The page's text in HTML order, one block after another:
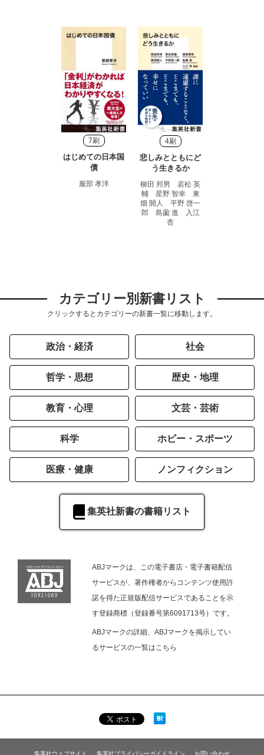
7刷
はじめての日本国
債
服部 孝洋
4刷
悲しみとともにど
う生きるか
柳田 邦男 若松 英
輔 星野 智幸 東
畑 開人 平野 啓一
郎 島薗 進 入江
杏
カテゴリー別新書リスト
クリックするとカテゴリーの新書一覧に移動します。
政治・経済 社会
哲学・思想 歴史・地理
教育・心理 文芸・芸術
科学 ホビー・スポーツ
医療・健康 ノンフィクション
集英社新書の書籍リスト
ABJマークは、この電子書店・電子書籍配信
サービスが、著作権者からコンテンツ使用許
諾を得た正規版配信サービスであることを示
す登録商標（登録番号第6091713号）です。
ABJマークの詳細、ABJマークを掲示してい
るサービスの一覧はこちら
集英社ウェブサイト 集英社プライバシーガイドライン お問い合わせ